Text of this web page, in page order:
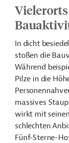
In dicht
stoßen die
Während
Pilze in die
massives
wirkt mit
schlechten
Fünf-Sterne-